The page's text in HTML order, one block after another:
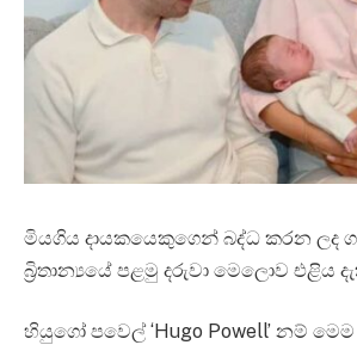
මියගිය දායකයෙකුගෙන් බද්ධ කරන ලද
බ්‍රිතාන්‍යයේ පළමු දරුවා මෙලොව එළිය
හියුගෝ පවෙල් ‘Hugo Powell’ නම්